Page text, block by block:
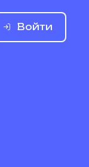
Войти